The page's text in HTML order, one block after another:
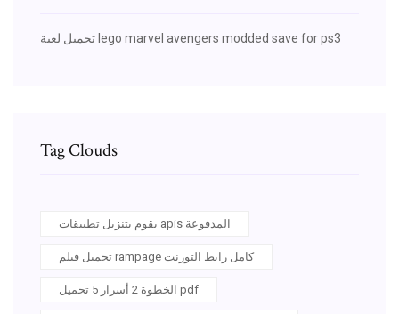
تحميل لعبة lego marvel avengers modded save for ps3
Tag Clouds
يقوم بتنزيل تطبيقات apis المدفوعة
تحميل فيلم rampage كامل رابط التورنت
الخطوة 2 أسرار 5 تحميل pdf